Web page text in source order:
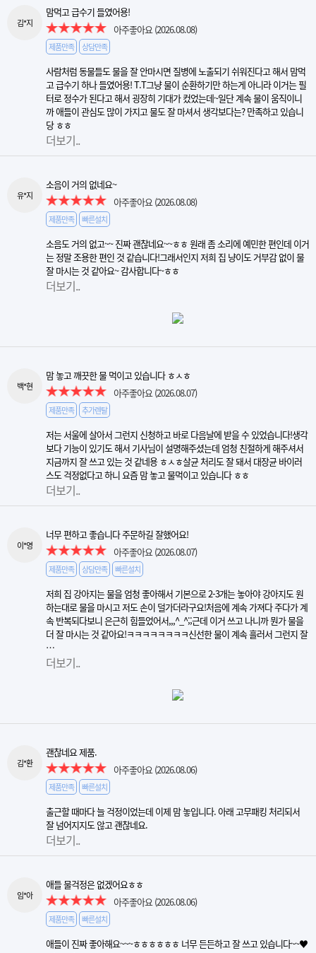
김*지
맘먹고 급수기 들였어용!
아주좋아요(2026.08.08)
제품만족 상담만족
사람처럼 동물들도 물을 잘 안마시면 질병에 노출되기 쉬워진다고 해서 맘먹
고 급수기 하나 들였어용! T.T그냥 물이 순환하기만 하는게 아니라 이거는 필
터로 정수가 된다고 해서 굉장히 기대가 컸었는데~일단 계속 물이 움직이니
까 애들이 관심도 많이 가지고 물도 잘 마셔서 생각보다는? 만족하고 있습니
당 ㅎㅎ
더보기..
유*지
소음이 거의 없네요~
아주좋아요(2026.08.08)
제품만족 빠른설치
소음도 거의 없고~~ 진짜 괜찮네요~~ㅎㅎ 원래 좀 소리에 예민한 편인데 이거
는 정말 조용한 편인 것 같습니다!그래서인지 저희 집 냥이도 거부감 없이 물
잘 마시는 것 같아요~ 감사합니다~ㅎㅎ
더보기..
백*현
맘 놓고 깨끗한 물 먹이고 있습니다 ㅎㅅㅎ
아주좋아요(2026.08.07)
제품만족 추가렌탈
저는 서울에 살아서 그런지 신청하고 바로 다음날에 받을 수 있었습니다!생각
보다 기능이 있기도 해서 기사님이 설명해주셨는데 엄청 친절하게 해주셔서
지금까지 잘 쓰고 있는 것 같네용 ㅎㅅㅎ살균 처리도 잘 돼서 대장균 바이러
스도 걱정없다고 하니 요즘 맘 놓고 물먹이고 있습니다 ㅎㅎ
더보기..
이*영
너무 편하고 좋습니다 주문하길 잘했어요!
아주좋아요(2026.08.07)
제품만족 상담만족 빠른설치
저희 집 강아지는 물을 엄청 좋아해서 기본으로 2-3개는 놓아야 강아지도 원
하는대로 물을 마시고 저도 손이 덜가더라구요!처음에 계속 가져다 주다가 계
속 반복되다보니 은근히 힘들었어서,,,^_^;;근데 이거 쓰고 나니까 뭔가 물을
더 잘 마시는 것 같아요!ㅋㅋㅋㅋㅋㅋㅋㅋ신선한 물이 계속 흘러서 그런지 잘
…
더보기..
김*환
괜찮네요 제품.
아주좋아요(2026.08.06)
제품만족 빠른설치
출근할 때마다 늘 걱정이었는데 이제 맘 놓입니다. 아래 고무패킹 처리되서
잘 넘어지지도 않고 괜찮네요.
더보기..
임*아
애들 물걱정은 없겠어요ㅎㅎ
아주좋아요(2026.08.06)
제품만족 빠른설치
애들이 진짜 좋아해요~~~ㅎㅎㅎㅎㅎㅎ 너무 든든하고 잘 쓰고 있습니다~~♥